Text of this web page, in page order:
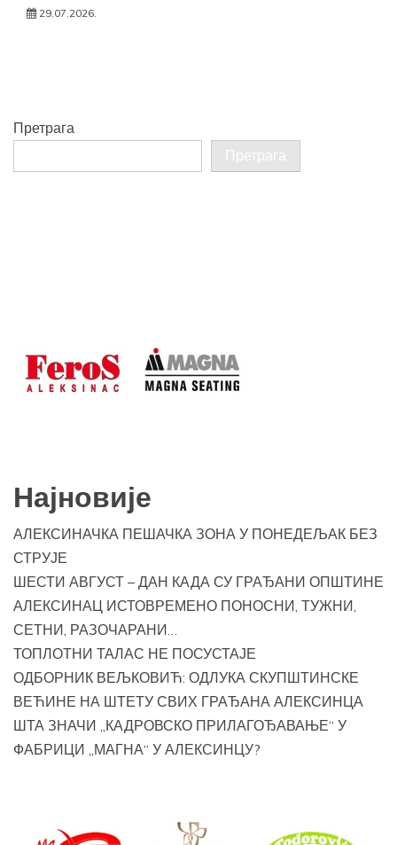
29.07.2026.
Претрага
Претрага
Најновије
АЛЕКСИНАЧКА ПЕШАЧКА ЗОНА У ПОНЕДЕЉАК БЕЗ
СТРУЈЕ
ШЕСТИ АВГУСТ – ДАН КАДА СУ ГРАЂАНИ ОПШТИНЕ
АЛЕКСИНАЦ ИСТОВРЕМЕНО ПОНОСНИ, ТУЖНИ,
СЕТНИ, РАЗОЧАРАНИ…
ТОПЛОТНИ ТАЛАС НЕ ПОСУСТАЈЕ
ОДБОРНИК ВЕЉКОВИЋ: ОДЛУКА СКУПШТИНСКЕ
ВЕЋИНЕ НА ШТЕТУ СВИХ ГРАЂАНА АЛЕКСИНЦА
ШТА ЗНАЧИ „КАДРОВСКО ПРИЛАГОЂАВАЊЕ“ У
ФАБРИЦИ „МАГНА“ У АЛЕКСИНЦУ?